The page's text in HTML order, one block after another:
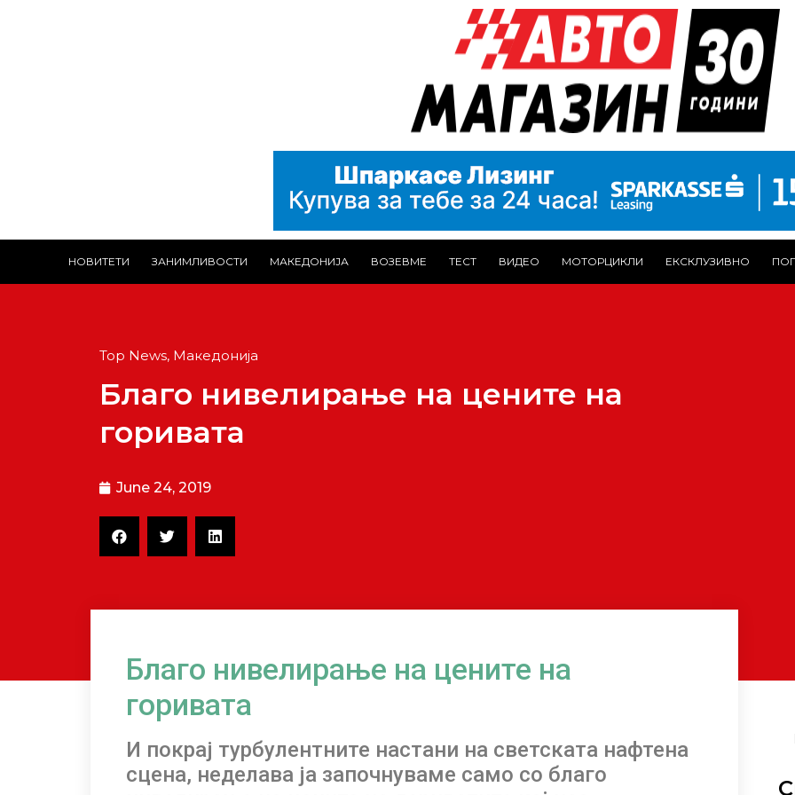
НОВИТЕТИ ЗАНИМЛИВОСТИ МАКЕДОНИЈА ВОЗЕВМЕ ТЕСТ ВИДЕО МОТОРЦИКЛИ ЕКСКЛУЗИВНО
Top News, Македонија
Благо нивелирање на цените на
горивата
June 24, 2019
Благо нивелирање на цените на
горивата
И покрај турбулентните настани на светската нафтена
сцена, неделава ја започнуваме само со благо